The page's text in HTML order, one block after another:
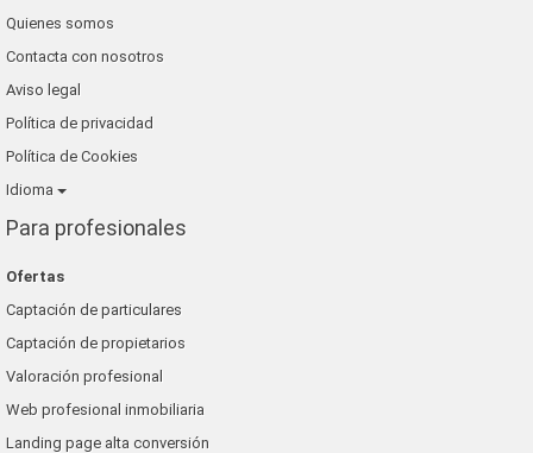
Quienes somos
Contacta con nosotros
Aviso legal
Política de privacidad
Política de Cookies
Idioma
Para profesionales
Ofertas
Captación de particulares
Captación de propietarios
Valoración profesional
Web profesional inmobiliaria
Landing page alta conversión